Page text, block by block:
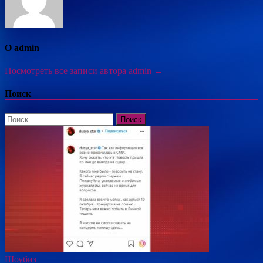
О admin
Посмотреть все записи автора admin →
Поиск
Найти:
Шоубиз